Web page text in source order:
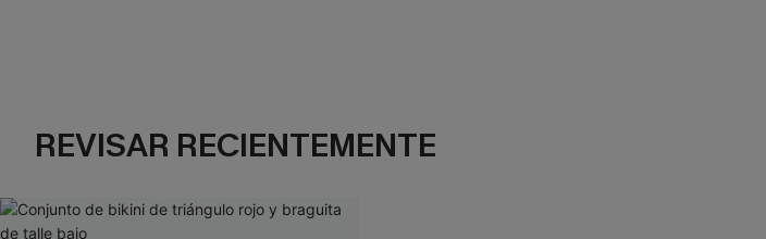
REVISAR RECIENTEMENTE